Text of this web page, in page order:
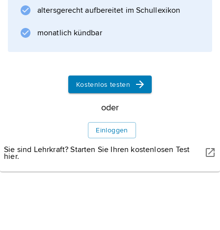
Informationen zum Artikel
altersgerecht aufbereitet im Schullexikon
monatlich kündbar
Kostenlos testen
oder
Einloggen
Sie sind Lehrkraft? Starten Sie Ihren kostenlosen Test
hier.